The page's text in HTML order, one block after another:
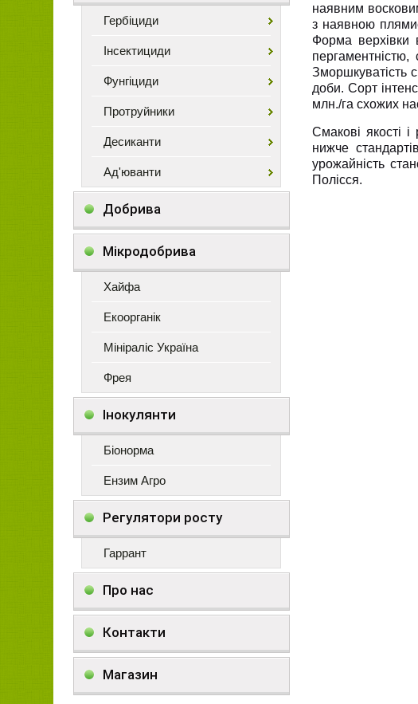
Гербіциди
Інсектициди
Фунгіциди
Протруйники
Десиканти
Ад'юванти
Добрива
Мікродобрива
Хайфа
Екоорганік
Мініраліс Україна
Фрея
Інокулянти
Біонорма
Ензим Агро
Регулятори росту
Гаррант
Про нас
Контакти
Магазин
наявним
з наявною
Форма верхівки
Зморшкуватість
доби. Сорт
млн./га схожих
Смакові якості
нижче
урожайність
Полісся.